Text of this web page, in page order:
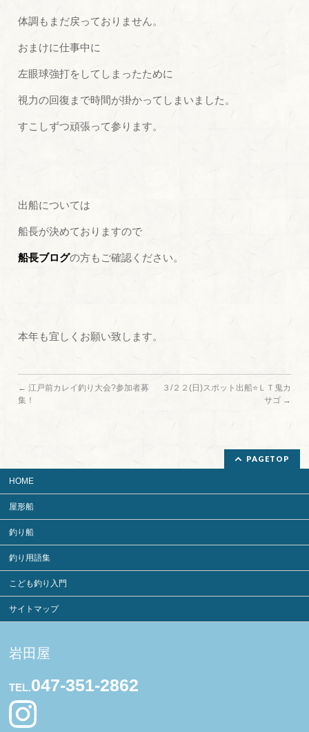
体調もまだ戻っておりません。
おまけに仕事中に
左眼球強打をしてしまったために
視力の回復まで時間が掛かってしまいました。
すこしずつ頑張って参ります。
出船については
船長が決めておりますので
船長ブログの方もご確認ください。
本年も宜しくお願い致します。
← 江戸前カレイ釣り大会?参加者募
集！
３/２２(日)スポット出船⭐ＬＴ鬼カ
サゴ →
PAGETOP
HOME
屋形船
釣り船
釣り用語集
こども釣り入門
サイトマップ
岩田屋
TEL.047-351-2862